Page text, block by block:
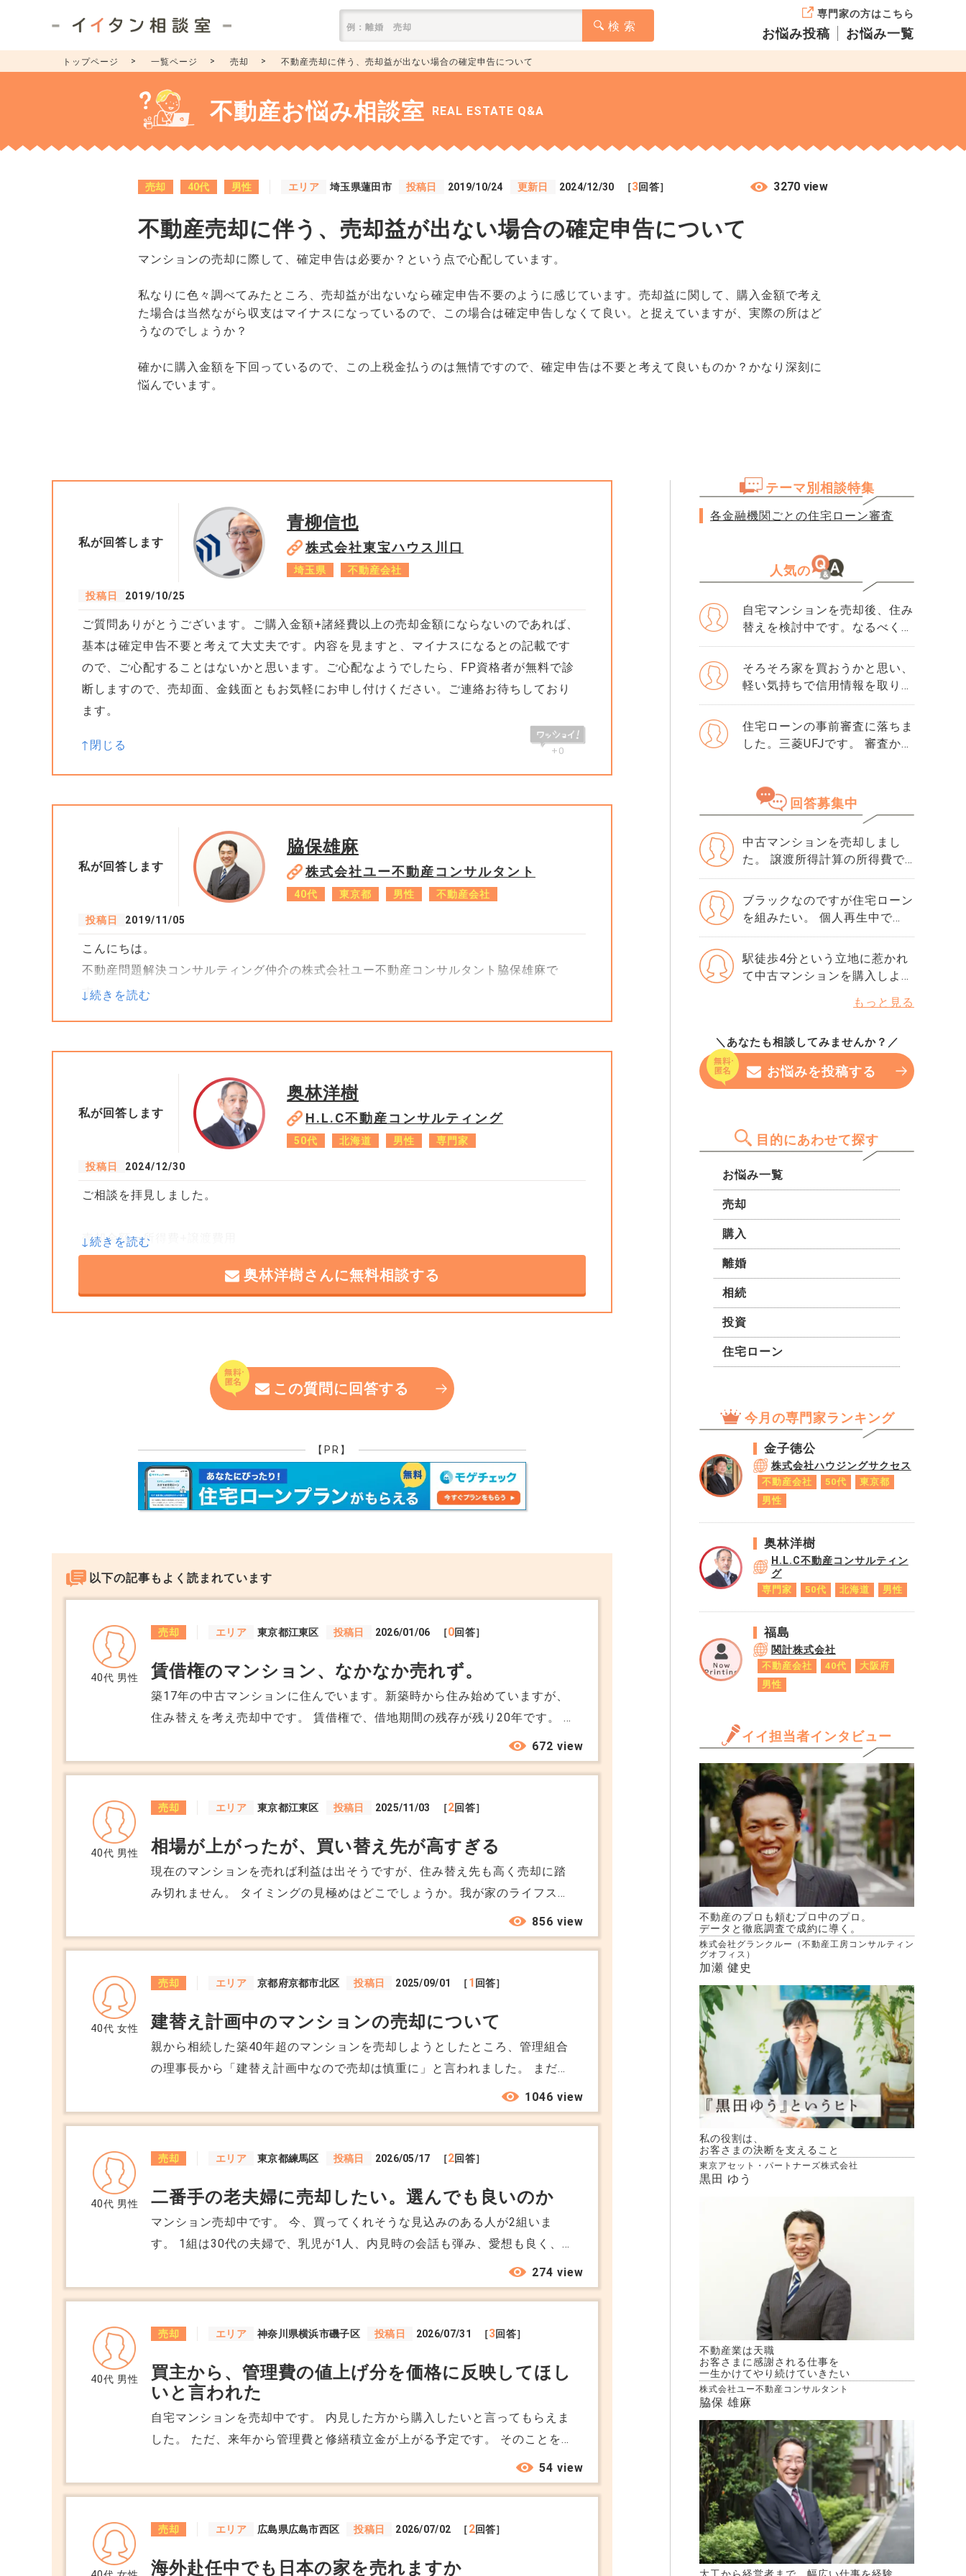
検 索
専門家の方はこちら
お悩み投稿 お悩み一覧
トップページ 一覧ページ 売却 不動産売却に伴う、売却益が出ない場合の確定申告について
不動産お悩み相談室 REAL ESTATE Q&A
売却 40代 男性 エリア 埼玉県蓮田市 投稿日 2019/10/24 更新日 2024/12/30 ［3回答］ 3270 view
不動産売却に伴う、売却益が出ない場合の確定申告について
マンションの売却に際して、確定申告は必要か？という点で心配しています。
私なりに色々調べてみたところ、売却益が出ないなら確定申告不要のように感じています。売却益に関して、購入金額で考え
た場合は当然ながら収支はマイナスになっているので、この場合は確定申告しなくて良い。と捉えていますが、実際の所はど
うなのでしょうか？
確かに購入金額を下回っているので、この上税金払うのは無情ですので、確定申告は不要と考えて良いものか？かなり深刻に
悩んでいます。
私が回答します
青柳信也
株式会社東宝ハウス川口
埼玉県 不動産会社
投稿日 2019/10/25
ご質問ありがとうございます。ご購入金額+諸経費以上の売却金額にならないのであれば、
基本は確定申告不要と考えて大丈夫です。内容を見ますと、マイナスになるとの記載です
ので、ご心配することはないかと思います。ご心配なようでしたら、FP資格者が無料で診
断しますので、売却面、金銭面ともお気軽にお申し付けください。ご連絡お待ちしており
ます。
+0
私が回答します
脇保雄麻
株式会社ユー不動産コンサルタント
40代 東京都 男性 不動産会社
投稿日 2019/11/05
こんにちは。
不動産問題解決コンサルティング仲介の株式会社ユー不動産コンサルタント脇保雄麻で
す。
売却益が出てる出てないに関わらず、確定申告無しでいると税務署からお尋ねがあります
（封筒かハガキが送られてきます）。場合によっては税務署から電話かまかかってくる場
合もあります。その際に売却益が出ていないことを説明すれば良いと思いますが。税務署
員によっては突っ込んでヒアリングされる場合もあると思います。
ご相談者様がお調べになって売却益が出ていないと言う事で問題ないと思いますが、購入
した価格がそのまま取得費として計算されるのではなく建物価格分は減価償却されます。
例えば、3000万円で購入した不動産でも売却時に建物価格分が1000万円減価償却していた
買い替えの特例で申告出来るなら特例を利用しての申告すれば確実かと思います。
仮に売却益が出ていたとしても特例を利用出来るなら税金がかからないです（特例範囲内
で）。
また特例を利用される場合は、確定申告が必要となります。特例利用出来る条件に当ては
署からのお尋ねを待っていても税務職員は特例利用出来るかどうかなんて事は教えてくれ
ません。逆に特例利用での確定申告しなければ、税務署としては特例利用しないという判
断になるため、後から計算して売却益が出ているから特例利用して申告し直すという事も
売却される前であれば、税務粥系もある程度のわかる担当者と買い替えでの相談されなが
ら進めたほうが良かったと思いますが、売却して買い替え先も購入済ということであれ
ば、多少お金支払ってでも税理士に申告依頼されるか、もしくは最寄りの税務署の無料相
私が回答します
奥林洋樹
H.L.C不動産コンサルティング
50代 北海道 男性 専門家
投稿日 2024/12/30
ご相談を拝見しました。
売却金額ー所得費+譲渡費用
この計算でマイナスとなるなら申告は必要ありません。計算の根拠となる各書類（売買契
奥林洋樹さんに無料相談する
この質問に回答する
【PR】
以下の記事もよく読まれています
40代 男性
売却 エリア 東京都江東区 投稿日 2026/01/06 ［0回答］
賃借権のマンション、なかなか売れず。
築17年の中古マンションに住んでいます。新築時から住み始めていますが、
住み替えを考え売却中です。 賃借権で、借地期間の残存が残り20年です。 ま
だ余裕があるので売れると思い売り出しましたが、近隣の相場よりかなり安
くしても売れず、困っています。 賃借権のマンションを売るコツなどあれば
672 view
40代 男性
売却 エリア 東京都江東区 投稿日 2025/11/03 ［2回答］
相場が上がったが、買い替え先が高すぎる
現在のマンションを売れば利益は出そうですが、住み替え先も高く売却に踏
み切れません。 タイミングの見極めはどこでしょうか。我が家のライフステ
ージで考えていましたが、売り時、買い時の目安があれば教えてください。
856 view
40代 女性
売却 エリア 京都府京都市北区 投稿日 2025/09/01 ［1 回答］
建替え計画中のマンションの売却について
親から相続した築40年超のマンションを売却しようとしたところ、管理組合
の理事長から「建替え計画中なので売却は慎重に」と言われました。 まだ決
定はしていないそうですが、売るなら早く売ってしまわないといけない状況
ということでしょうか。 建替え計画中のマンションを買いたい人なんていま
1046 view
40代 男性
売却 エリア 東京都練馬区 投稿日 2026/05/17 ［2回答］
二番手の老夫婦に売却したい。選んでも良いのか
マンション売却中です。 今、買ってくれそうな見込みのある人が2組いま
す。 1組は30代の夫婦で、乳児が1人、内見時の会話も弾み、愛想も良く、こ
のご家族なら大切に住んでくれそうだなと感じていました。 ただローンが厳
しいかもしれない、と言っていたのが気になっていました。頭金はないそう
で済む家を探しているとのことで、現金一括で購入するそうです。 こちらと
いしたいところですが、私から老夫婦の方にお願いしたい、と伝えても問題
ないでしょうか。 30代の夫婦と老夫婦はそれぞれ別の不動産会社がついてい
る為、こちらの担当者から伝えてもらいたいと思っているのですが。
274 view
40代 男性
売却 エリア 神奈川県横浜市磯子区 投稿日 2026/07/31 ［3回答］
買主から、管理費の値上げ分を価格に反映してほし
いと言われた
自宅マンションを売却中です。 内見した方から購入したいと言ってもらえま
した。 ただ、来年から管理費と修繕積立金が上がる予定です。 そのことを伝
えたら、買主さんから、毎月の負担が増える分を価格に反映してほしいと言
われました。 不動産会社からは、多少の価格交渉はあるかもしれないと言わ
理費と修繕積立金の値上げを理由に価格を下げないといけないのでしょう
54 view
売却 エリア 広島県広島市西区 投稿日 2026/07/02 ［2回答］
海外赴任中でも日本の家を売れますか
テーマ別相談特集
各金融機関ごとの住宅ローン審査
人気の
自宅マンションを売却後、住み
替えを検討中です。なるべく3
か月以内に売却をしたいのです
が、一般媒介と専任媒介で迷っ
ています。 窓口は多い方が買
主が見つかりそうだと思うので
されました。それぞれメリット
デメリットがあれば教えてくだ
そろそろ家を買おうかと思い、
軽い気持ちで信用情報を取り寄
せました。 そこで初めて「ク
レジットガイダンス指数」とい
う数字を見て、自分が500だと
知りました。 正直、この数字
せん。 ただ、ネットで「住宅
ローンはスコアが重要」と読ん
でから、急に不安になりまし
た。 思い当たるのは、数年前
にクレジットカードの引き落と
しが1回だけ遅れたことくらい
です。 ローンやリボ払いもあ
りませんし、借入はほぼゼロで
す。それでも500という数字は
続年数には問題ないと思ってい
るのですが、指数だけで判断さ
れることもありますか？ もし
今から改善できるなら、半年待
ま申し込んでみても大丈夫なの
か…。 専門家の方の率直な意見
を聞きたいです。
住宅ローンの事前審査に落ちま
した。三菱UFJです。 審査から
・購入物件価格は4500万で、
頭金1000万です。 ・滞納歴な
ちゃんと確認してから、次の審
査に申し込んだ方がいいです
か？ 他にりそな銀行かSBI新生
銀行で考えています。 この2つ
の銀行の審査基準や違いなど
も、情報が欲しいです。
回答募集中
中古マンションを売却しまし
た。 譲渡所得計算の所得費で
計算する減価償却は、保有時に
毎年行っていた減価償却とリン
クするの？
ブラックなのですが住宅ローン
を組みたい。 個人再生中で
す。 終わるまでは待った方が
よろしいですか？ よろしくお
願いします。
駅徒歩4分という立地に惹かれ
て中古マンションを購入しよう
時に共有部分の汚れが目立ち、
書きが複数…。 友人が近くのエ
リアで同じ管理会社の賃貸です
が、そちらも管理が行き届いて
れませんが、これって管理費用
が無駄になっている気がして…
仕方のないものなのでしょう
か…
もっと見る
＼あなたも相談してみませんか？／
お悩みを投稿する
目的にあわせて探す
お悩み一覧
売却
購入
離婚
相続
投資
住宅ローン
今月の専門家ランキング
金子徳公
株式会社ハウジングサクセス
不動産会社 50代
東京都
男性
奥林洋樹
H.L.C不動産コンサルティン
グ
専門家 50代 北海道 男性
福島
関計株式会社
不動産会社 40代
大阪府
男性
イイ担当者インタビュー
不動産のプロも頼むプロ中のプロ。
データと徹底調査で成約に導く。
株式会社グランクルー（不動産工房コンサルティン
グオフィス）
加瀬 健史
私の役割は、
お客さまの決断を支えること
東京アセット・パートナーズ株式会社
黒田 ゆう
不動産業は天職
お客さまに感謝される仕事を
一生かけてやり続けていきたい
株式会社ユー不動産コンサルタント
脇保 雄麻